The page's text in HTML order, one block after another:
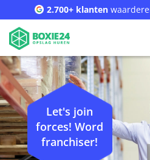
2.700+ klanten
Let's join
forces! Word
franchiser!